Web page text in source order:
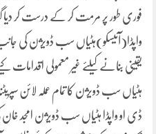
فوری طور پر مرمت کر کے درست کر دیا
واپڈا(آئیسکو)ہٹیاں سب ڈویژن کی
یقینی بنانے کیلئے غیر معمولی
ہٹیاں سب ڈویژن کا تمام عملہ لائن
ڈی او واپڈا ہٹیاں سب ڈویژن امجد خان